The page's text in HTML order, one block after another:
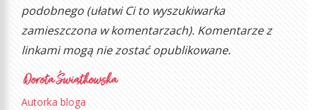
podobnego (ułatwi Ci to wyszukiwarka
zamieszczona w komentarzach). Komentarze z
linkami mogą nie zostać opublikowane.
Autorka bloga